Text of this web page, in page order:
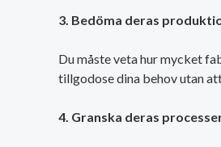
3. Bedöma deras
Du måste veta hur mycket
tillgodose dina behov utan
4. Granska deras